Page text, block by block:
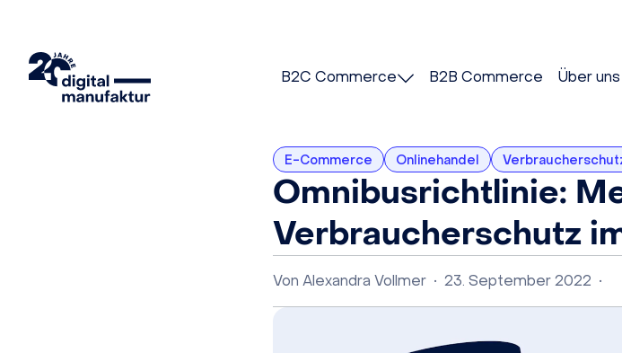
B2C Commerce B2B Commerce Über uns
E-Commerce Onlinehandel
Omnibusrichtlinie:
Verbraucherschutz
Von Alexandra Vollmer • 23. September 2022 •